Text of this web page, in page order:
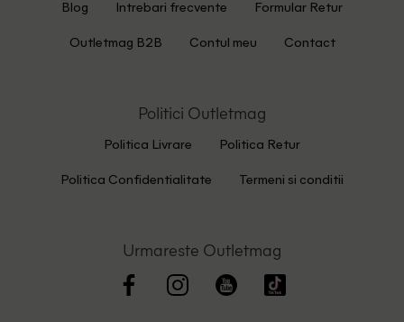
Blog Intrebari frecvente Formular Retur
Outletmag B2B Contul meu Contact
Politici Outletmag
Politica Livrare Politica Retur
Politica Confidentialitate Termeni si conditii
Urmareste Outletmag